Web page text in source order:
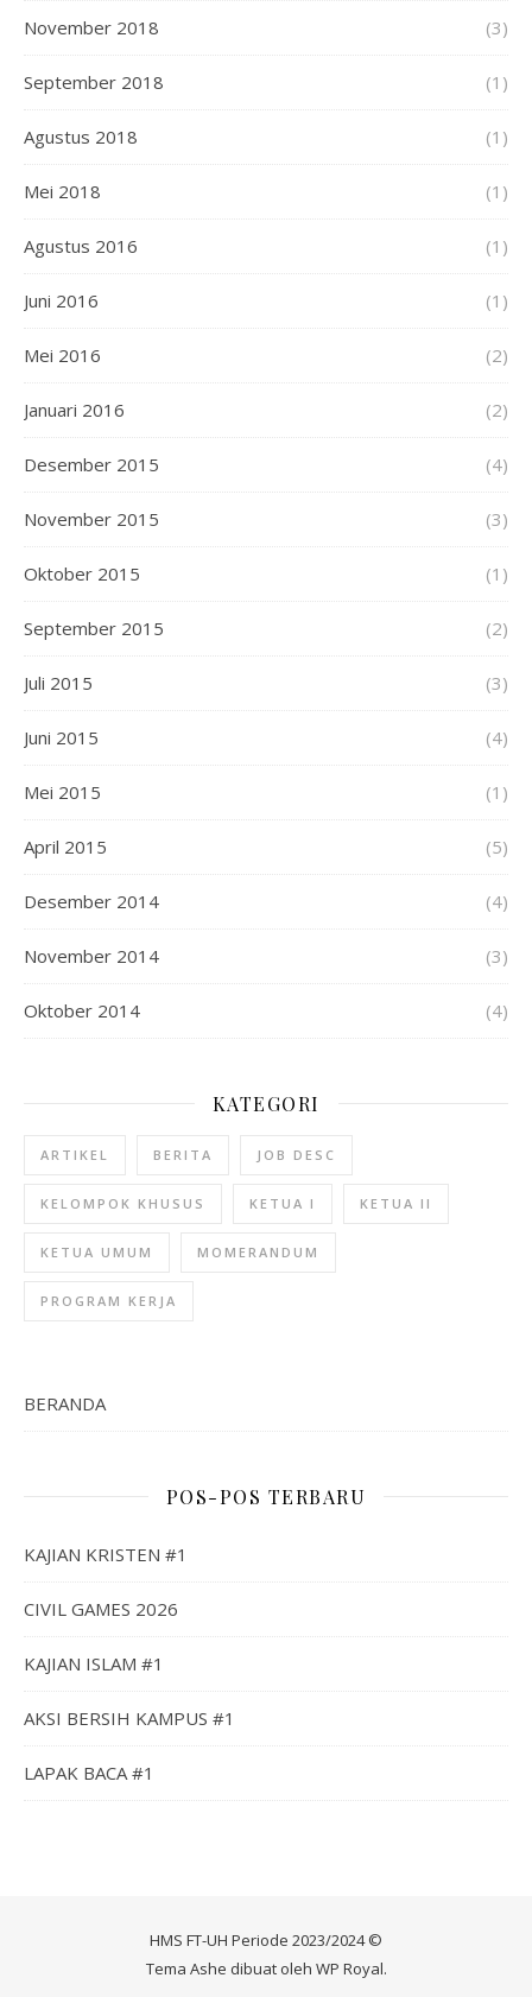
November 2018 (3)
September 2018 (1)
Agustus 2018 (1)
Mei 2018 (1)
Agustus 2016 (1)
Juni 2016 (1)
Mei 2016 (2)
Januari 2016 (2)
Desember 2015 (4)
November 2015 (3)
Oktober 2015 (1)
September 2015 (2)
Juli 2015 (3)
Juni 2015 (4)
Mei 2015 (1)
April 2015 (5)
Desember 2014 (4)
November 2014 (3)
Oktober 2014 (4)
KATEGORI
ARTIKEL BERITA JOB DESC
KELOMPOK KHUSUS KETUA I KETUA II
KETUA UMUM MOMERANDUM
PROGRAM KERJA
BERANDA
POS-POS TERBARU
KAJIAN KRISTEN #1
CIVIL GAMES 2026
KAJIAN ISLAM #1
AKSI BERSIH KAMPUS #1
LAPAK BACA #1
HMS FT-UH Periode 2023/2024 ©
Tema Ashe dibuat oleh WP Royal.